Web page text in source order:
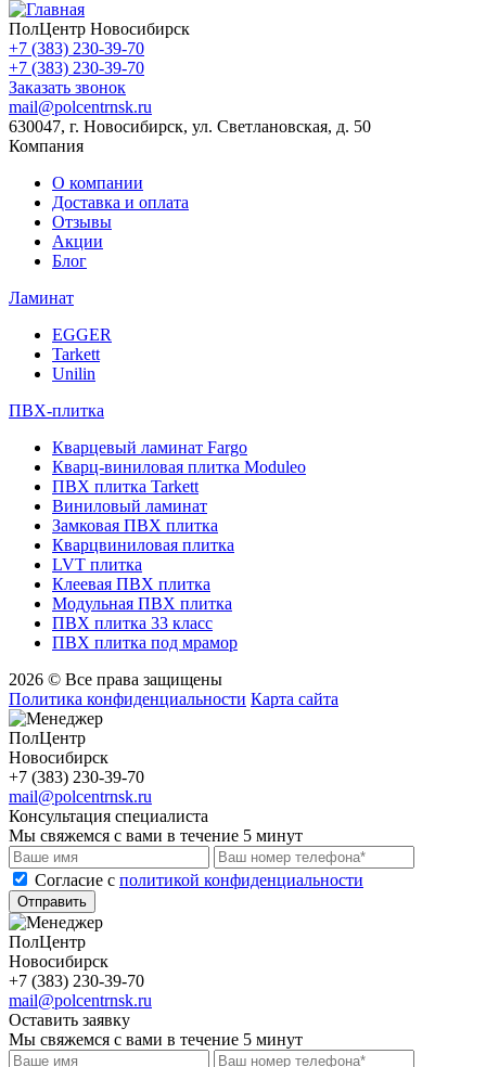
ПолЦентр Новосибирск
+7 (383) 230-39-70
+7 (383) 230-39-70
Заказать звонок
mail@polcentrnsk.ru
630047, г. Новосибирск, ул. Светлановская, д. 50
Компания
О компании
Доставка и оплата
Отзывы
Акции
Блог
Ламинат
EGGER
Tarkett
Unilin
ПВХ-плитка
Кварцевый ламинат Fargo
Кварц-виниловая плитка Moduleo
ПВХ плитка Tarkett
Виниловый ламинат
Замковая ПВХ плитка
Кварцвиниловая плитка
LVT плитка
Клеевая ПВХ плитка
Модульная ПВХ плитка
ПВХ плитка 33 класс
ПВХ плитка под мрамор
2026 © Все права защищены
Политика конфиденциальности Карта сайта
ПолЦентр
Новосибирск
+7 (383) 230-39-70
mail@polcentrnsk.ru
Консультация специалиста
Мы свяжемся с вами в течение 5 минут
Cогласие с политикой конфиденциальности
Отправить
ПолЦентр
Новосибирск
+7 (383) 230-39-70
mail@polcentrnsk.ru
Оставить заявку
Мы свяжемся с вами в течение 5 минут